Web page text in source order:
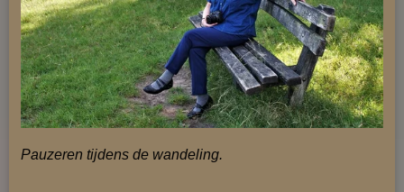
Pauzeren tijdens de wandeling.